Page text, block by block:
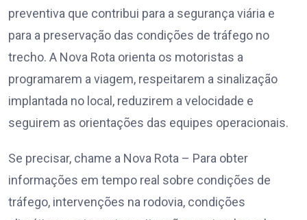
preventiva que contribui para a segurança viária e
para a preservação das condições de tráfego no
trecho. A Nova Rota orienta os motoristas a
programarem a viagem, respeitarem a sinalização
implantada no local, reduzirem a velocidade e
seguirem as orientações das equipes operacionais.
Se precisar, chame a Nova Rota – Para obter
informações em tempo real sobre condições de
tráfego, intervenções na rodovia, condições